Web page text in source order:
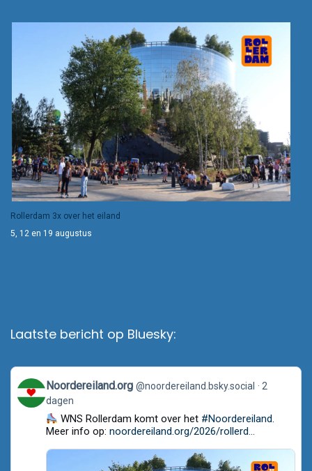
Rollerdam 3x over het eiland
5, 12 en 19 augustus
Laatste bericht op Bluesky:
View
post
by
Noordereiland.org
Bluesky
Noordereiland.org @noordereiland.bsky.social
2
dagen
WNS Rollerdam komt over het #Noordereiland.
Meer info op: noordereiland.org/2026/rollerd...